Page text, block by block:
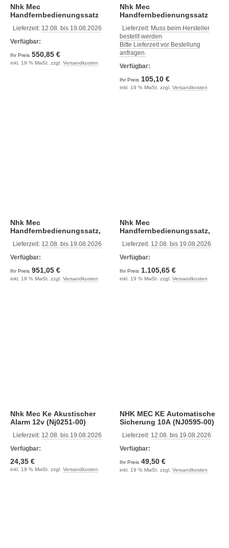
Nhk Mec
Handfernbedienungssatz
Lieferzeit: 12.08. bis 19.08.2026
Verfügbar:
Ihr Preis 550,85 €
inkl. 19 % MwSt. zzgl. Versandkosten
Nhk Mec
Handfernbedienungssatz
Lieferzeit: Muss beim Hersteller
bestellt werden
Bitte Lieferzeit vor Bestellung
anfragen.
Verfügbar:
Ihr Preis 105,10 €
inkl. 19 % MwSt. zzgl. Versandkosten
Nhk Mec
Handfernbedienungssatz,
Lieferzeit: 12.08. bis 19.08.2026
Verfügbar:
Ihr Preis 951,05 €
inkl. 19 % MwSt. zzgl. Versandkosten
Nhk Mec
Handfernbedienungssatz,
Lieferzeit: 12.08. bis 19.08.2026
Verfügbar:
Ihr Preis 1.105,65 €
inkl. 19 % MwSt. zzgl. Versandkosten
Nhk Mec Ke Akustischer
Alarm 12v (Nj0251-00)
Lieferzeit: 12.08. bis 19.08.2026
Verfügbar:
24,35 €
inkl. 19 % MwSt. zzgl. Versandkosten
NHK MEC KE Automatische
Sicherung 10A (NJ0595-00)
Lieferzeit: 12.08. bis 19.08.2026
Verfügbar:
Ihr Preis 49,50 €
inkl. 19 % MwSt. zzgl. Versandkosten